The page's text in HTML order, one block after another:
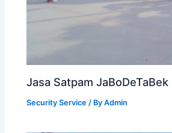
Jasa Satpam JaBoDeTaBek
Security Service / ByAdmin